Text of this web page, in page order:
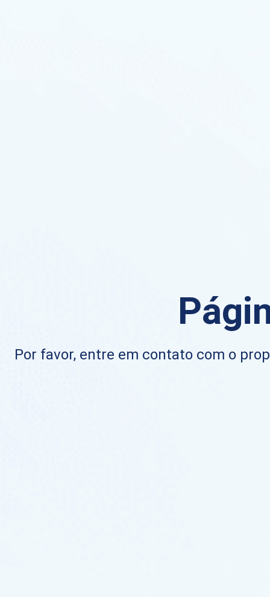
Por favor, entre em contato com o